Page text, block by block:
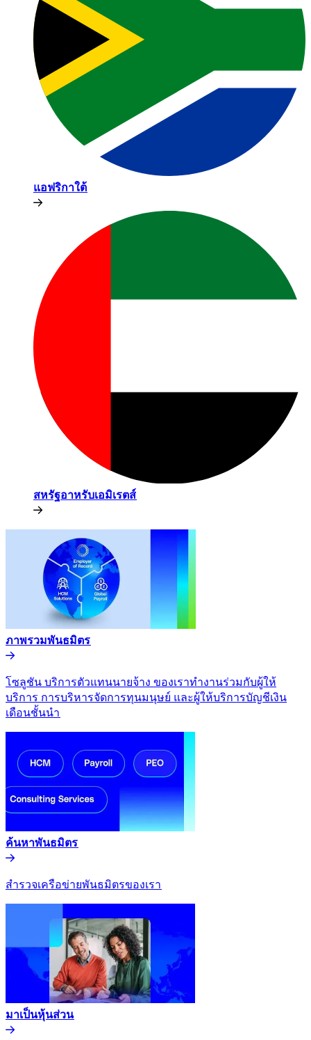
แอฟริกาใต้​​
สหรัฐอาหรับเอมิเรตส์​​
ภาพรวมพันธมิตร​​
โซลูชัน บริการตัวแทนนายจ้าง ของเราทำงานร่วมกับผู้ให้
บริการ การบริหารจัดการทุนมนุษย์ และผู้ให้บริการบัญชีเงิน
เดือนชั้นนำ​​
ค้นหาพันธมิตร​​
สำรวจเครือข่ายพันธมิตรของเรา​​
มาเป็นหุ้นส่วน​​